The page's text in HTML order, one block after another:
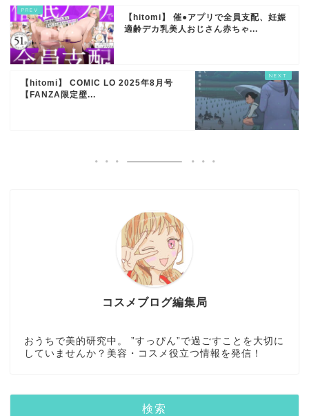
【hitomi】 催●アプリで全員支配、妊娠
適齢デカ乳美人おじさん赤ちゃ...
【hitomi】 COMIC LO 2025年8月号
【FANZA限定壁...
コスメブログ編集局
おうちで美的研究中。 ”すっぴん”で過ごすことを大切に
していませんか？美容・コスメ役立つ情報を発信！
検索